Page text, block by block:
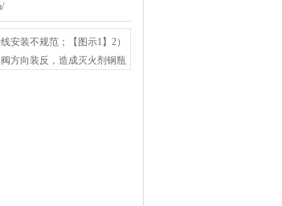
安装不规范；【图示1】2）
方向装反，造成灭火剂钢瓶